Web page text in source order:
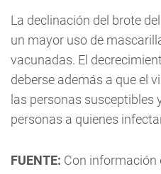
La declinación del brote
un mayor uso de
vacunadas. El
deberse además a que el
las personas susceptibles
personas a quienes
FUENTE: Con información